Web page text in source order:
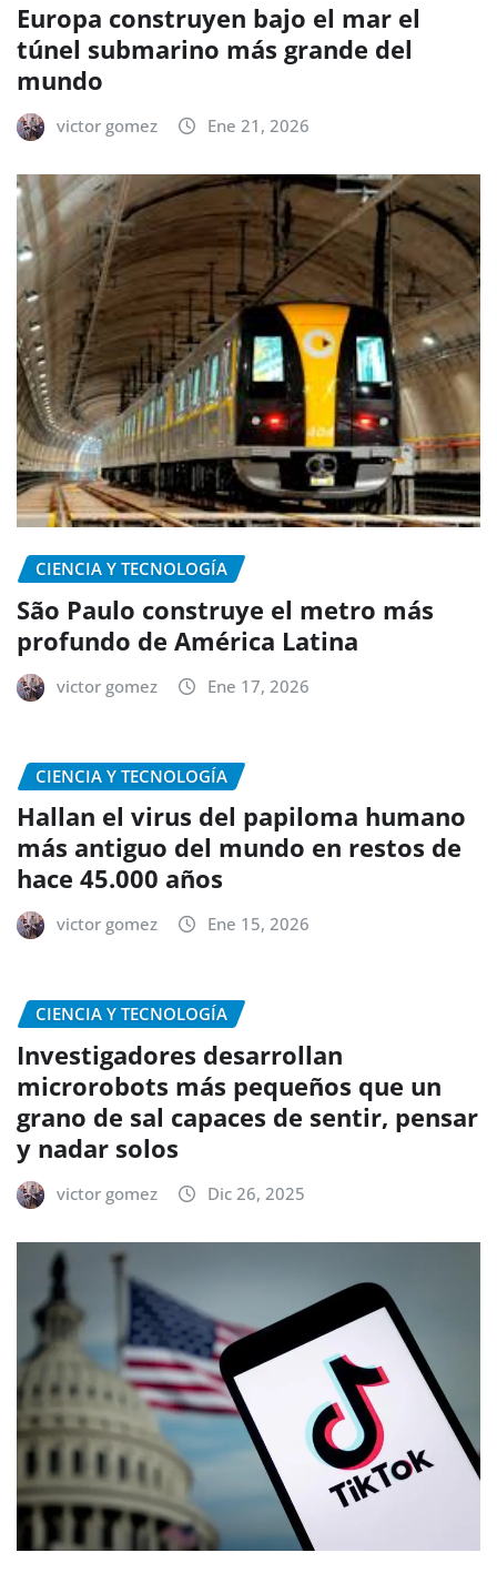
Europa construyen bajo el mar el
túnel submarino más grande del
mundo
victor gomez Ene 21, 2026
CIENCIA Y TECNOLOGÍA
São Paulo construye el metro más
profundo de América Latina
victor gomez Ene 17, 2026
CIENCIA Y TECNOLOGÍA
Hallan el virus del papiloma humano
más antiguo del mundo en restos de
hace 45.000 años
victor gomez Ene 15, 2026
CIENCIA Y TECNOLOGÍA
Investigadores desarrollan
microrobots más pequeños que un
grano de sal capaces de sentir, pensar
y nadar solos
victor gomez Dic 26, 2025